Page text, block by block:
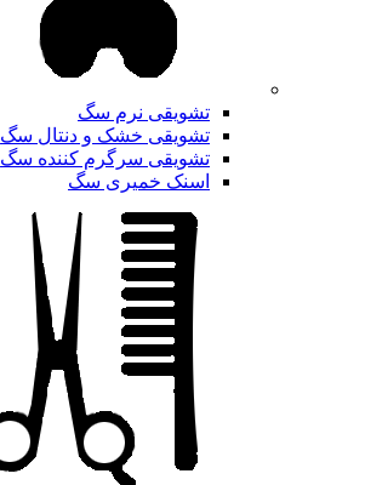
تشویقی نرم سگ
تشویقی خشک و دنتال سگ
تشویقی سرگرم کننده سگ
اسنک خمیری سگ